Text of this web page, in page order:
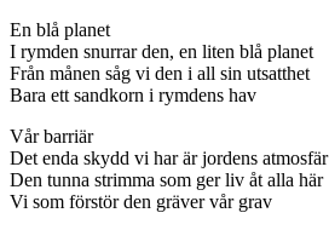
En blå planet
I rymden snurrar den, en liten blå planet
Från månen såg vi den i all sin utsatthet
Bara ett sandkorn i rymdens hav
Vår barriär
Det enda skydd vi har är jordens atmosfär
Den tunna strimma som ger liv åt alla här
Vi som förstör den gräver vår grav